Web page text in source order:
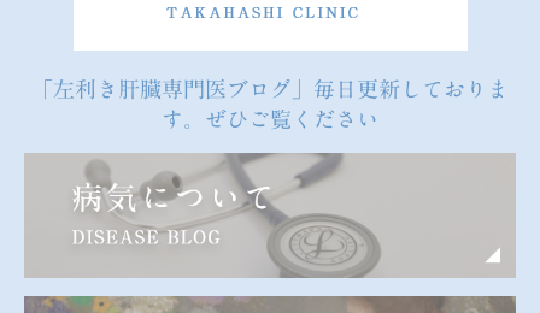
「左利き肝臓専門医ブログ」毎日更新しておりま
す。ぜひご覧ください